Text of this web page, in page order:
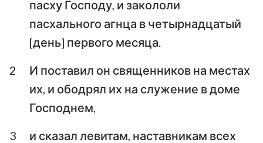
Псалтирь Притчи
Екклесиаст Песни Песней
Исаия Иеремия
Плач Иеремии
пасху Господу, и закололи
пасхального агнца в четырнадцатый
[день] первого месяца.
2
И поставил он священников на местах
их, и ободрял их на служение в доме
Господнем,
3
и сказал левитам, наставникам всех